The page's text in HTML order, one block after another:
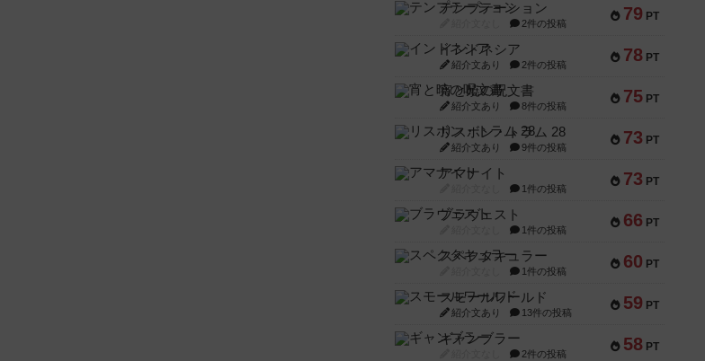
79 PT
テンプテーション
2件の投稿
78 PT
インドネシア
紹介文あり 2件の投稿
75 PT
宵と暁の呪文書
紹介文あり 8件の投稿
73 PT
リスボン・トラム 28
紹介文あり 9件の投稿
73 PT
アマナイト
1件の投稿
66 PT
ブラヴェスト
1件の投稿
60 PT
スペクタキュラー
1件の投稿
59 PT
スモールワールド
紹介文あり 13件の投稿
58 PT
ギャンブラー
2件の投稿